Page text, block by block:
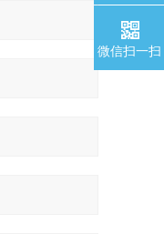
微信扫一扫